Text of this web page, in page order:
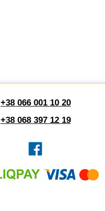
+38 066 001 10 20
+38 068 397 12 19